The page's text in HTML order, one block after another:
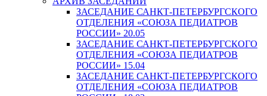
ЗАСЕДАНИЕ САНКТ-ПЕТЕРБУРГСКОГО
ОТДЕЛЕНИЯ «СОЮЗА ПЕДИАТРОВ
РОССИИ» 20.05
ЗАСЕДАНИЕ САНКТ-ПЕТЕРБУРГСКОГО
ОТДЕЛЕНИЯ «СОЮЗА ПЕДИАТРОВ
РОССИИ» 15.04
ЗАСЕДАНИЕ САНКТ-ПЕТЕРБУРГСКОГО
ОТДЕЛЕНИЯ «СОЮЗА ПЕДИАТРОВ